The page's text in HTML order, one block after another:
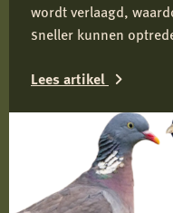
wordt verlaagd,
sneller kunnen
proactief beheer om
Lees artikel
Nieuwe